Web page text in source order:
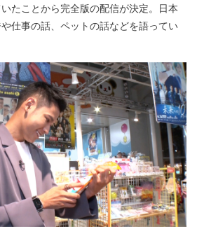
たことから完全版の配信が決定。日本
仕事の話、ペットの話などを語ってい